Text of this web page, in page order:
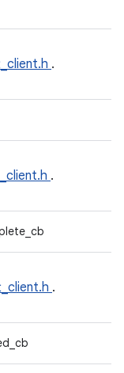
.
.
.